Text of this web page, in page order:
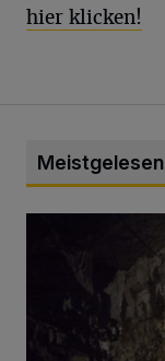
hier klicken!
Meistgelesen